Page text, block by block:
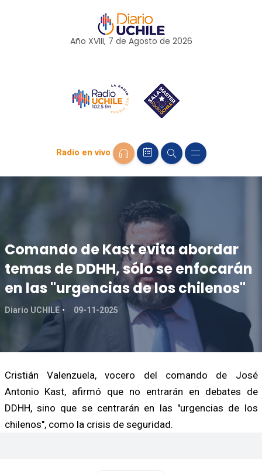
Año XVIII, 7 de Agosto de 2026
Radio en vivo
Comando de Kast evita abordar
temas de DDHH, sólo se enfocarán
en las "urgencias de los chilenos"
Diario UCHILE 09-11-2025
Cristián Valenzuela, vocero del comando de José
Antonio Kast, afirmó que no entrarán en debates de
DDHH, sino que se centrarán en las "urgencias de los
chilenos", como la crisis de seguridad.